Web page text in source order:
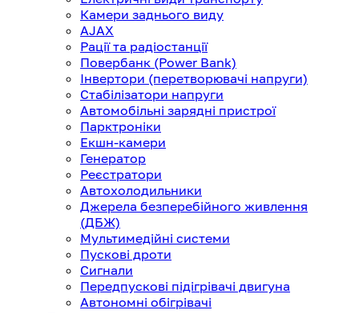
Камери заднього виду
AJAX
Рації та радіостанції
Повербанк (Power Bank)
Інвертори (перетворювачі напруги)
Стабілізатори напруги
Автомобільні зарядні пристрої
Парктроніки
Екшн-камери
Генератор
Реєстратори
Автохолодильники
Джерела безперебійного живлення
(ДБЖ)
Мультимедійні системи
Пускові дроти
Сигнали
Передпускові підігрівачі двигуна
Автономні обігрівачі